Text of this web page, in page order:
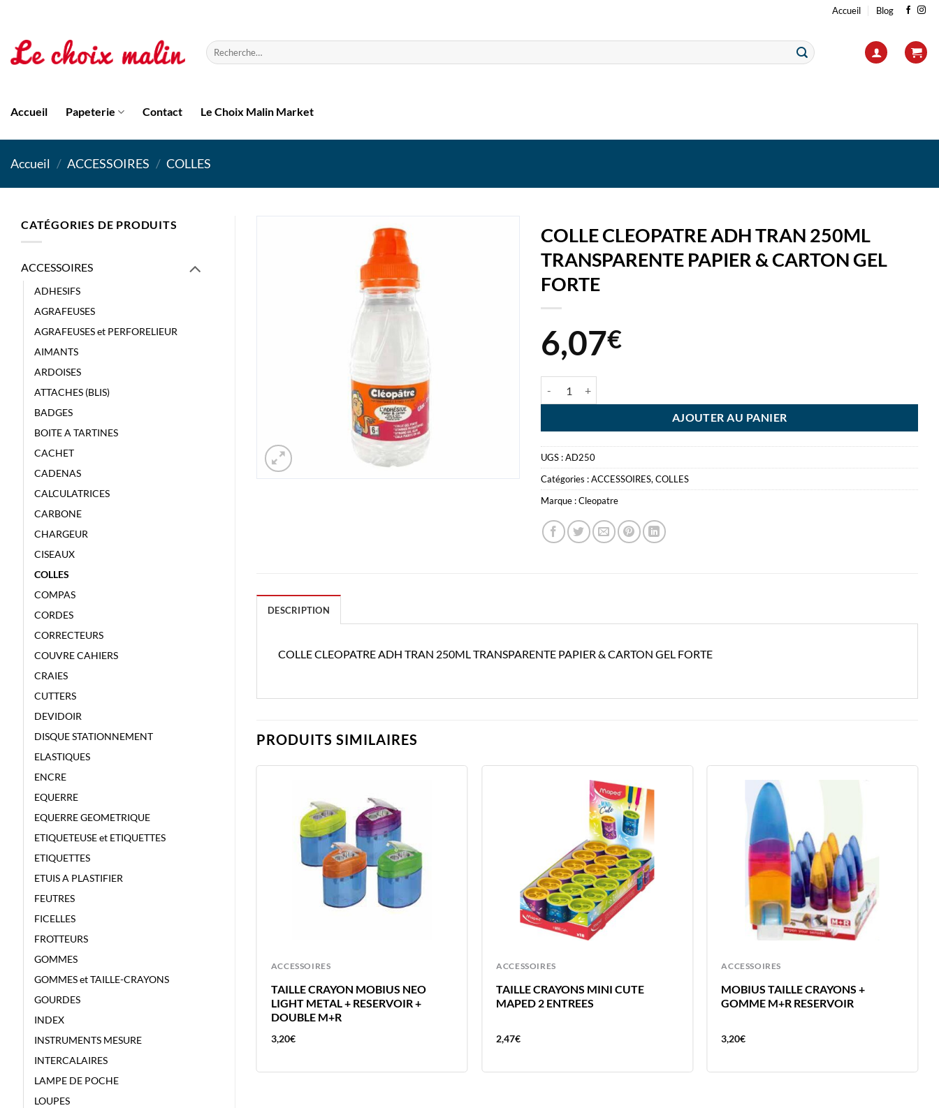
contenu
Accueil Blog
Recherche
pour :
Accueil Papeterie Contact Le Choix Malin Market
Accueil / ACCESSOIRES / COLLES
CATÉGORIES DE PRODUITS
ACCESSOIRES
ADHESIFS
AGRAFEUSES
AGRAFEUSES et PERFORELIEUR
AIMANTS
ARDOISES
ATTACHES (BLIS)
BADGES
BOITE A TARTINES
CACHET
CADENAS
CALCULATRICES
CARBONE
CHARGEUR
CISEAUX
COLLES
COMPAS
CORDES
CORRECTEURS
COUVRE CAHIERS
CRAIES
CUTTERS
DEVIDOIR
DISQUE STATIONNEMENT
ELASTIQUES
ENCRE
EQUERRE
EQUERRE GEOMETRIQUE
ETIQUETEUSE et ETIQUETTES
ETIQUETTES
ETUIS A PLASTIFIER
FEUTRES
FICELLES
FROTTEURS
GOMMES
GOMMES et TAILLE-CRAYONS
GOURDES
INDEX
INSTRUMENTS MESURE
INTERCALAIRES
LAMPE DE POCHE
LOUPES
COLLE CLEOPATRE ADH TRAN 250ML
TRANSPARENTE PAPIER & CARTON GEL
FORTE
6,07€
AJOUTER AU PANIER
UGS :AD250
Catégories :ACCESSOIRES,COLLES
Marque :Cleopatre
DESCRIPTION
COLLE CLEOPATRE ADH TRAN 250ML TRANSPARENTE PAPIER & CARTON GEL FORTE
PRODUITS SIMILAIRES
ACCESSOIRES
TAILLE CRAYON MOBIUS NEO
LIGHT METAL + RESERVOIR +
DOUBLE M+R
3,20€
ACCESSOIRES
TAILLE CRAYONS MINI CUTE
MAPED 2 ENTREES
2,47€
ACCESSOIRES
MOBIUS TAILLE CRAYONS +
GOMME M+R RESERVOIR
3,20€
ACCESSOIRES
ARRET POUSSOIR SECURITE
9,27 €